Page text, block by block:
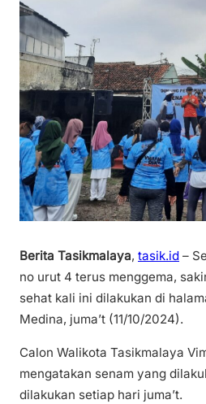
Berita Tasikmalaya, tasik.id –
no urut 4 terus menggema,
sehat kali ini dilakukan di
Medina, juma’t (11/10/2024).
Calon Walikota Tasikmalaya
mengatakan senam yang
dilakukan setiap hari juma’t.